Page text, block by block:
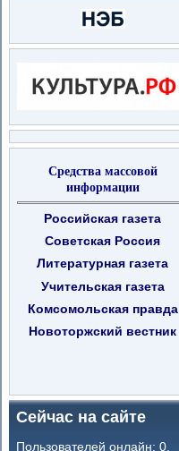
Средства массовой
информации
Российская газета
Советская Россия
Литературная газета
Учительская газета
Комсомольская правда
Новоторжский вестник
Сейчас на сайте
Пользователей онлайн: 0.